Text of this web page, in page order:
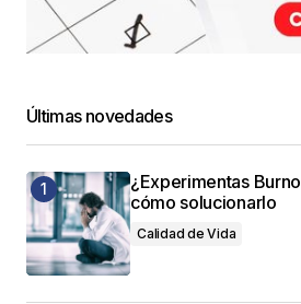
Últimas novedades
¿Experimentas
cómo solucionarlo
Calidad de Vida